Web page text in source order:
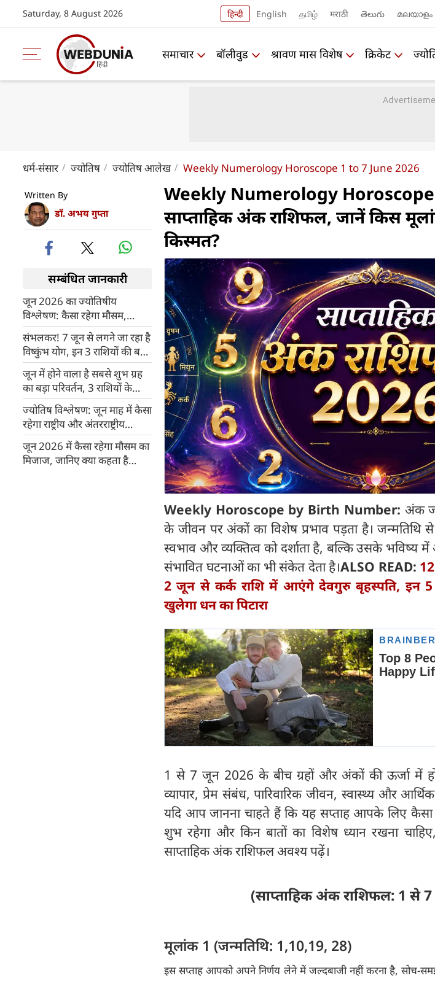
Saturday, 8 August 2026 हिन्दी English தமிழ் मराठी తెలుగు മലയാളം
समाचार बॉलीवुड श्रावण मास विशेष क्रिकेट
धर्म-संसार ज्योतिष ज्योतिष आलेख Weekly Numerology Horoscope 1 to 7 June 2026
Written By
डॉ. अभय गुप्ता
सम्बंधित जानकारी
जून 2026 का ज्योतिषीय
विश्लेषण: कैसा रहेगा मौसम,
राजनीति, राशि और देश-दुनिया का
हाल?
संभलकर! 7 जून से लगने जा रहा है
विष्कुंभ योग, इन 3 राशियों की बढ़
सकती है टेंशन
जून में होने वाला है सबसे शुभ ग्रह
का बड़ा परिवर्तन, 3 राशियों के
पलट जाएंगे दिन
ज्योतिष विश्लेषण: जून माह में कैसा
रहेगा राष्ट्रीय और अंतरराष्ट्रीय
परिदृष्य
जून 2026 में कैसा रहेगा मौसम का
मिजाज, जानिए क्या कहता है
Weekly Numerology Horoscope
साप्ताहिक अंक राशिफल, जानें किस
किस्मत?
Weekly Horoscope by Birth Number: अंक
के जीवन पर अंकों का विशेष प्रभाव पड़ता है। जन्मतिथि
स्वभाव और व्यक्तित्व को दर्शाता है, बल्कि उसके भविष्य
संभावित घटनाओं का भी संकेत देता है।ALSO READ:
2 जून से कर्क राशि में आएंगे देवगुरु बृहस्पति, इन 5
खुलेगा धन का पिटारा
1 से 7 जून 2026 के बीच ग्रहों और अंकों की ऊर्जा में
व्यापार, प्रेम संबंध, पारिवारिक जीवन, स्वास्थ्य और
यदि आप जानना चाहते हैं कि यह सप्ताह आपके लिए
शुभ रहेगा और किन बातों का विशेष ध्यान रखना
साप्ताहिक अंक राशिफल अवश्य पढ़ें।
(साप्ताहिक अंक राशिफल: 1 से
मूलांक 1 (जन्मतिथि: 1,10,19, 28)
इस सप्ताह आपको अपने निर्णय लेने में जल्दबाजी नहीं करना है, सोच-